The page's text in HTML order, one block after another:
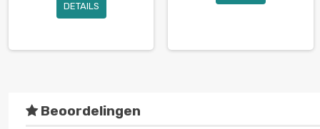
DETAILS
Beoordelingen